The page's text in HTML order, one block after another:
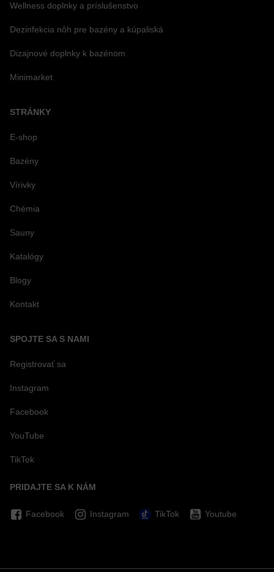
Wellness doplnky a príslušenstvo
Dezinfekcia nôh pre bazény a kúpaliská
Dizajnové doplnky k bazénom
Minimarket
STRÁNKY
E-shop
Bazény
Vírivky
Chémia
Sauny
Katalógy
Blogy
Kontakt
SPOJTE SA S NAMI
Registrovať sa
Instagram
Facebook
YouTube
TikTok
PRIDAJTE SA K NÁM
Facebook Instagram TikTok Youtube